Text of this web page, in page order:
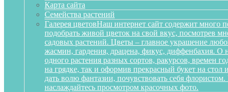
Карта сайта
Семейства растений
Галерея цветовНаш интернет сайт содержит много
подобрать живой цветок на свой вкус, посмотрев
садовых растений. Цветы – главное украшение
жасмин, гардения, драцена, фикус, диффенбахия. О
одного растения разных сортов, ракурсов, времен
на грядке, так и оформив прекрасный букет на
дать волю фантазии, почувствовать себя
наслаждайтесь просмотром красочных фото.